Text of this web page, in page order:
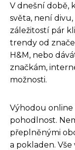
V dnešní době,
světa, není
záležitostí pár
trendy od
H&M, nebo
značkám,
možnosti.
Výhodou
pohodlnost.
přeplněnými
a pokladen.